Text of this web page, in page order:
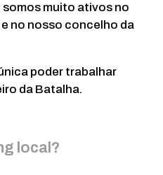
muito ativos no
no nosso concelho da
poder trabalhar
da Batalha.
local?